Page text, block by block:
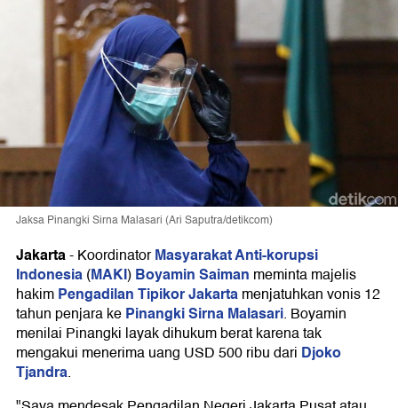
Jaksa Pinangki Sirna Malasari (Ari Saputra/detikcom)
Jakarta-KoordinatorMasyarakat Anti-korupsi
Indonesia(MAKI)Boyamin Saiman meminta majelis
hakimPengadilan Tipikor Jakartamenjatuhkan vonis 12
tahun penjara kePinangki Sirna Malasari. Boyamin
menilai Pinangki layak dihukum berat karena tak
mengakui menerima uang USD 500 ribu dari Djoko
Tjandra.